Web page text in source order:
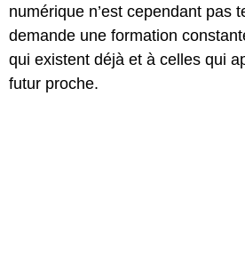
numérique n’est cependant pas
demande une formation
qui existent déjà et à celles qui
futur proche.